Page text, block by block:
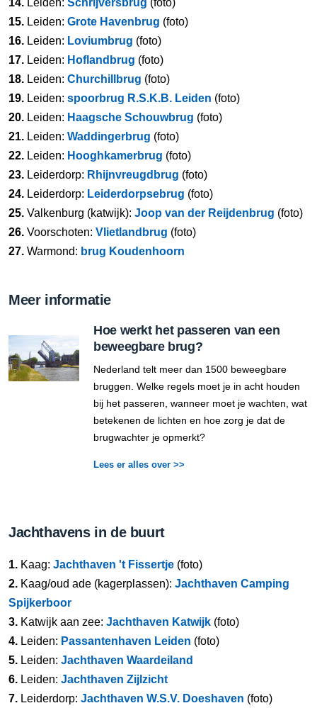
14. Leiden: Schrijversbrug (foto)
15. Leiden: Grote Havenbrug (foto)
16. Leiden: Loviumbrug (foto)
17. Leiden: Hoflandbrug (foto)
18. Leiden: Churchillbrug (foto)
19. Leiden: spoorbrug R.S.K.B. Leiden (foto)
20. Leiden: Haagsche Schouwbrug (foto)
21. Leiden: Waddingerbrug (foto)
22. Leiden: Hooghkamerbrug (foto)
23. Leiderdorp: Rhijnvreugdbrug (foto)
24. Leiderdorp: Leiderdorpsebrug (foto)
25. Valkenburg (katwijk): Joop van der Reijdenbrug (foto)
26. Voorschoten: Vlietlandbrug (foto)
27. Warmond: brug Koudenhoorn
Meer informatie
Hoe werkt het passeren van een
beweegbare brug?
Nederland telt meer dan 1500 beweegbare
bruggen. Welke regels moet je in acht houden
bij het passeren, wanneer moet je wachten, wat
betekenen de lichten en hoe zorg je dat de
brugwachter je opmerkt?
Lees er alles over >>
Jachthavens in de buurt
1. Kaag: Jachthaven 't Fissertje (foto)
2. Kaag/oud ade (kagerplassen): Jachthaven Camping
Spijkerboor
3. Katwijk aan zee: Jachthaven Katwijk (foto)
4. Leiden: Passantenhaven Leiden (foto)
5. Leiden: Jachthaven Waardeiland
6. Leiden: Jachthaven Zijlzicht
7. Leiderdorp: Jachthaven W.S.V. Doeshaven (foto)